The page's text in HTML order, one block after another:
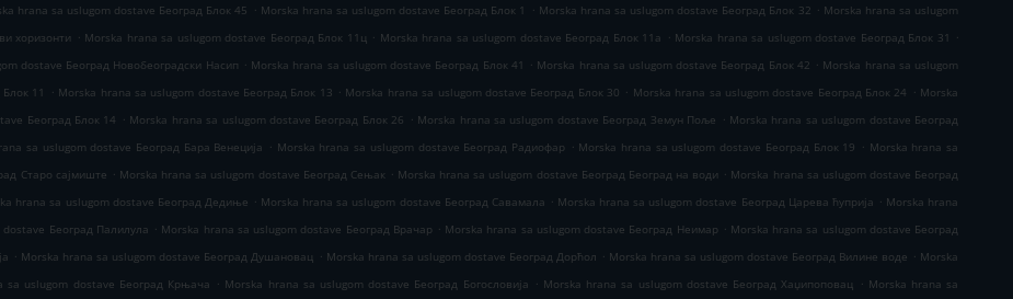
hrana sa uslugom dostave Београд Блок 45 . Morska hrana sa uslugom dostave Београд Блок 1 . Morska hrana sa uslugom dostave Београд Блок 32 . Morska hrana sa uslugom
хоризонти . Morska hrana sa uslugom dostave Београд Блок 11ц . Morska hrana sa uslugom dostave Београд Блок 11а . Morska hrana sa uslugom dostave Београд Блок 31
.
dostave Београд Новобеоградски Насип . Morska hrana sa uslugom dostave Београд Блок 41 . Morska hrana sa uslugom dostave Београд Блок 42 . Morska hrana sa uslugom
11 . Morska hrana sa uslugom dostave Београд Блок 13 . Morska hrana sa uslugom dostave Београд Блок 30 . Morska hrana sa uslugom dostave Београд Блок 24 . Morska
Београд Блок 14 . Morska hrana sa uslugom dostave Београд Блок 26 . Morska hrana sa uslugom dostave Београд Земун Поље . Morska hrana sa uslugom dostave Београд
sa uslugom dostave Београд Бара Венеција . Morska hrana sa uslugom dostave Београд Радиофар . Morska hrana sa uslugom dostave Београд Блок 19 . Morska hrana sa
Старо сајмиште . Morska hrana sa uslugom dostave Београд Сењак . Morska hrana sa uslugom dostave Београд Београд на води . Morska hrana sa uslugom dostave Београд
hrana sa uslugom dostave Београд Дедиње . Morska hrana sa uslugom dostave Београд Савамала . Morska hrana sa uslugom dostave Београд Царева ћуприја . Morska hrana
Београд Палилула . Morska hrana sa uslugom dostave Београд Врачар . Morska hrana sa uslugom dostave Београд Неимар . Morska hrana sa uslugom dostave Београд
. Morska hrana sa uslugom dostave Београд Душановац . Morska hrana sa uslugom dostave Београд Дорћол . Morska hrana sa uslugom dostave Београд Вилине воде . Morska
sa uslugom dostave Београд Крњача . Morska hrana sa uslugom dostave Београд Богословија . Morska hrana sa uslugom dostave Београд Хаџипоповац . Morska hrana sa